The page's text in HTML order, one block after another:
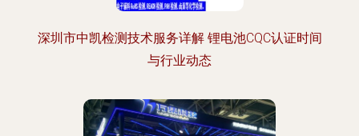
深圳市中凯检测技术服务详解 锂电池CQC认证时间
与行业动态